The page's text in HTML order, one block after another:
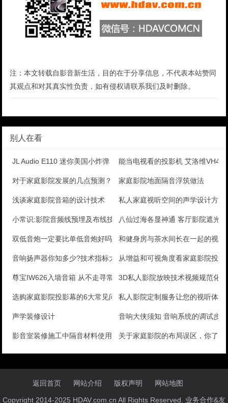
注：本文转载自影音新生活，目的在于分享信息，不代表本站赞同
其观点和对其真实性负责，如有侵权请联系我们及时删除。
别人在看
JL Audio E110 迷你美国小炸弹 能当电视看的投影机 艾洛维
对于家庭影院发展的几点预测？ 家庭影院地面隔音浮筑做法
浅谈家庭影院音箱的设计技术 私人家庭视听空间的声学设计方案
小常识:影院音频线预埋及布线技巧八仙过海各显神通 客厅影院遮光
双低音炮一定要比单低音炮好吗？和健身房与茶水间长在一起的视听
音响扬声器你知多少?技术指标大揭密从增益和可视角度看家庭影院投影
尊宝IW626入墙音箱 从不走寻常路3D私人影院放映技术视频规范化
选购家庭影院投影幕的6大常见问题私人影院定制服务让您的视听体验
声学装修设计 音响大侠须知 音响系统的调试步
影音室装修施工中隔音材料使用常识关于家庭影院的布局误区，你了解
返回首页 网站介绍 版权声明 网站地图
Copyright 2014-2025 HDAV.com.cn All Rights Reserved. 业务合作&友